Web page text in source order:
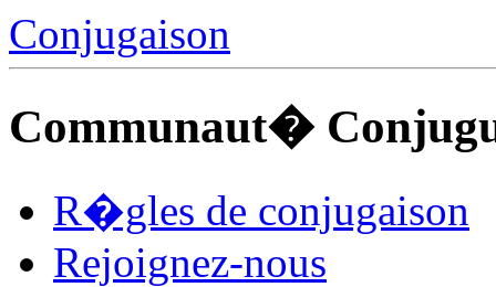
Conjugaison
Communaut�
R�gles de conjugaison
Rejoignez-nous